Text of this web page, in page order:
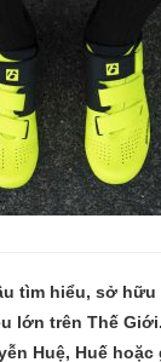
tìm hiểu, sở
lớn trên Thế
Huệ, Huế hoặc